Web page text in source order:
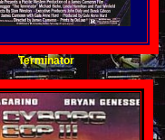
Terminator